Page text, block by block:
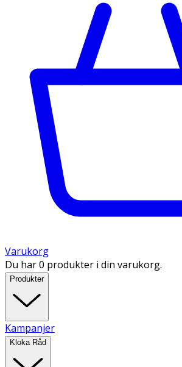
Varukorg
Du har 0 produkter i din varukorg.
Produkter
Kampanjer
Kloka Råd